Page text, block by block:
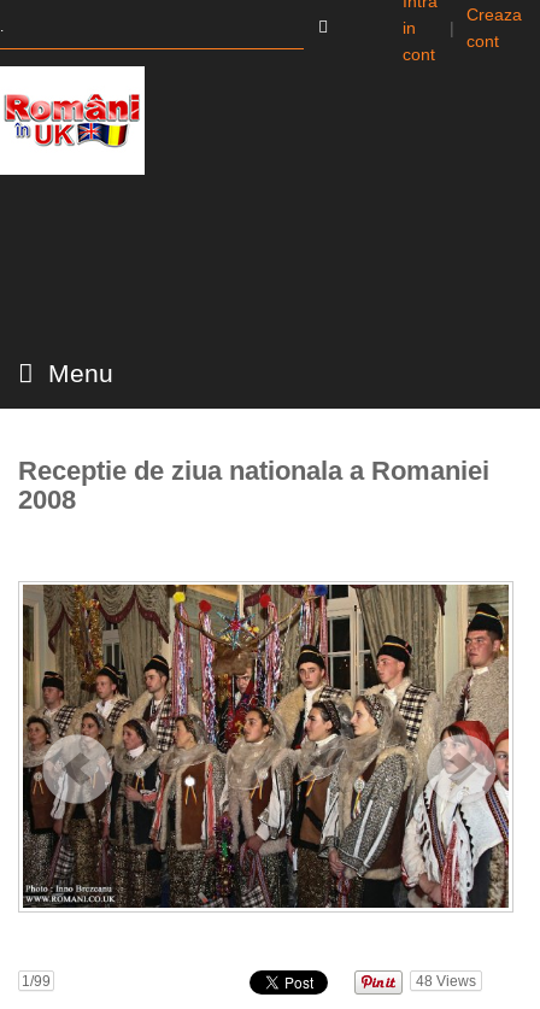
in
cont
|
Creaza
cont
Menu
Receptie de ziua nationala a Romaniei
2008
1/99 48 Views